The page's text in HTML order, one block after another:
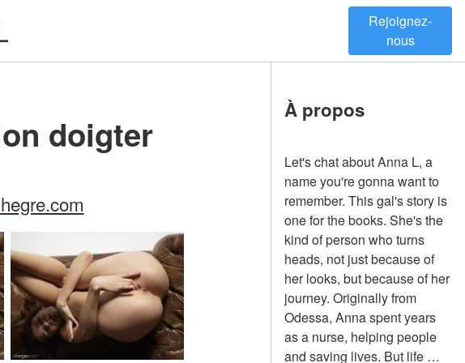
Rejoignez-
nous
doigter
À propos
Let's chat about Anna L, a
name you're gonna want to
remember. This gal's story is
one for the books. She's the
kind of person who turns
heads, not just because of
her looks, but because of her
journey. Originally from
Odessa, Anna spent years
as a nurse, helping people
and saving lives. But life …